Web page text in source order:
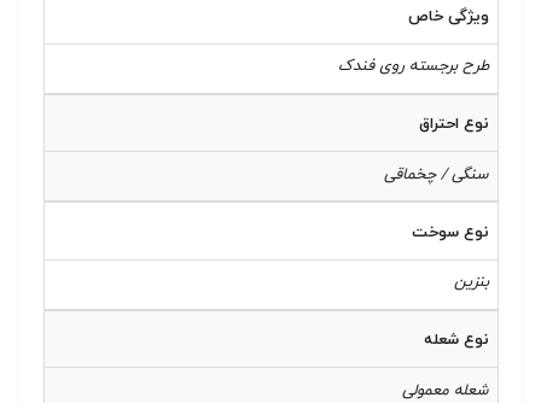
ویژگی خاص
طرح برجسته روی فندک
نوع احتراق
سنگی / چخماقی
نوع سوخت
بنزین
نوع شعله
شعله معمولی